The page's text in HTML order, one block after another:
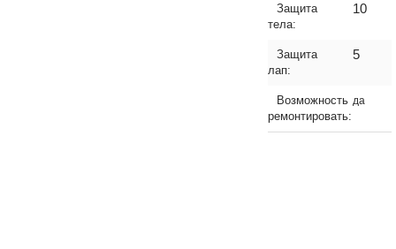
Защита
тела:
10
Защита
лап:
5
Возможность
ремонтировать:
да